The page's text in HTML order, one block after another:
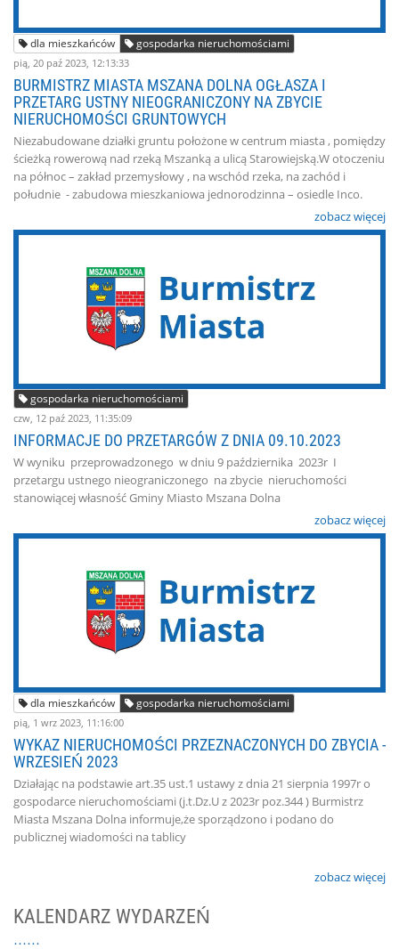
dla mieszkańców gospodarka nieruchomościami
pią, 20 paź 2023, 12:13:33
BURMISTRZ MIASTA MSZANA DOLNA OGŁASZA I
PRZETARG USTNY NIEOGRANICZONY NA ZBYCIE
NIERUCHOMOŚCI GRUNTOWYCH
Niezabudowane działki gruntu położone w centrum miasta , pomiędzy
ścieżką rowerową nad rzeką Mszanką a ulicą Starowiejską.W otoczeniu
na północ – zakład przemysłowy , na wschód rzeka, na zachód i
południe - zabudowa mieszkaniowa jednorodzinna – osiedle Inco.
zobacz więcej
gospodarka nieruchomościami
czw, 12 paź 2023, 11:35:09
INFORMACJE DO PRZETARGÓW Z DNIA 09.10.2023
W wyniku przeprowadzonego w dniu 9 października 2023r I
przetargu ustnego nieograniczonego na zbycie nieruchomości
stanowiącej własność Gminy Miasto Mszana Dolna
zobacz więcej
dla mieszkańców gospodarka nieruchomościami
pią, 1 wrz 2023, 11:16:00
WYKAZ NIERUCHOMOŚCI PRZEZNACZONYCH DO ZBYCIA -
WRZESIEŃ 2023
Działając na podstawie art.35 ust.1 ustawy z dnia 21 sierpnia 1997r o
gospodarce nieruchomościami (j.t.Dz.U z 2023r poz.344 ) Burmistrz
Miasta Mszana Dolna informuje,że sporządzono i podano do
publicznej wiadomości na tablicy
zobacz więcej
KALENDARZ WYDARZEŃ